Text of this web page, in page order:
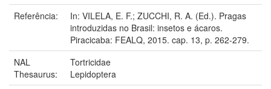
Referência:
In: VILELA, E. F.; ZUCCHI, R. A. (Ed.). Pragas
introduzidas no Brasil: insetos e ácaros.
Piracicaba: FEALQ, 2015. cap. 13, p. 262-279.
NAL
Thesaurus:
Tortricidae
Lepidoptera